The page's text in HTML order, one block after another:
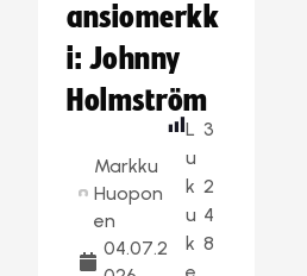
ansiomerkk
i: Johnny
Holmström
Markku
Huopon
en
04.07.2
L
u
k
u
k
3
2
4
8